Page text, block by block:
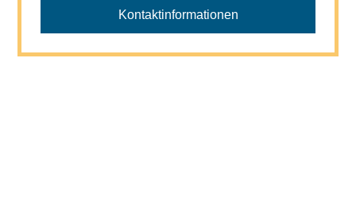
076 426 20 80Kontaktinformationen